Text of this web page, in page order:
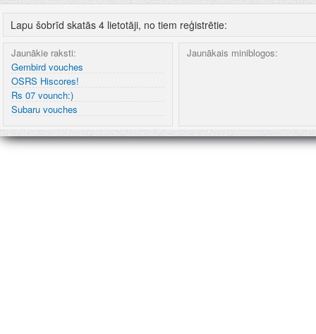
Lapu šobrīd skatās 4 lietotāji, no tiem reģistrētie:
Jaunākie raksti:
Gembird vouches
OSRS Hiscores!
Rs 07 vounch:)
Subaru vouches
Jaunākais miniblogos: